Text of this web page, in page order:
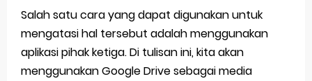
Salah satu cara yang dapat digunakan untuk
mengatasi hal tersebut adalah menggunakan
aplikasi pihak ketiga. Di tulisan ini, kita akan
menggunakan Google Drive sebagai media